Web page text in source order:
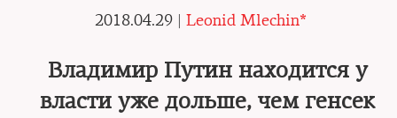
2018.04.29 | Leonid Mlechin*
Владимир Путин находится у
власти уже дольше, чем генсек